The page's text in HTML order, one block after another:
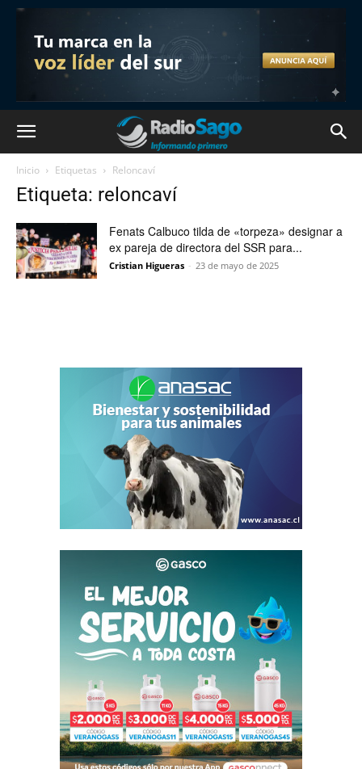
Inicio Etiquetas Reloncaví
Etiqueta: reloncaví
Fenats Calbuco tilda de «torpeza» designar a
ex pareja de directora del SSR para...
Cristian Higueras - 23 de mayo de 2025